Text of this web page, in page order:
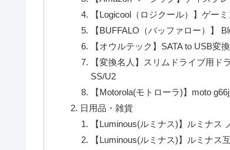
【Logicool（ロジクール）】ゲー
【BUFFALO（バッファロー）】
【オウルテック】SATA to USB変
【変換名人】スリムドライブ用
SS/U2
【Motorola(モトローラ)】moto
日用品・雑貨
【Luminous(ルミナス)】ルミナス
【Luminous(ルミナス)】ルミナス